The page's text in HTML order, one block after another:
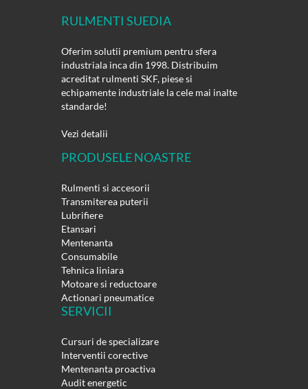
RULMENTI SUEDIA
Oferim solutii premium pentru sfera
industriala inca din 1998. Distribuim
acreditat rulmenti SKF, piese si
echipamente industriale la cele mai inalte
standarde!
Vezi detalii
PRODUSELE NOASTRE
Rulmenti si accesorii
Transmiterea puterii
Lubrifiere
Etansari
Mentenanta
Consumabile
Tehnica liniara
Motoare si reductoare
Actionari pneumatice
SERVICII
Cursuri de specializare
Interventii corective
Mentenanta proactiva
Audit energetic